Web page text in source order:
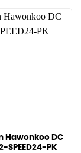
Hawonkoo DC
SPEED24-PK